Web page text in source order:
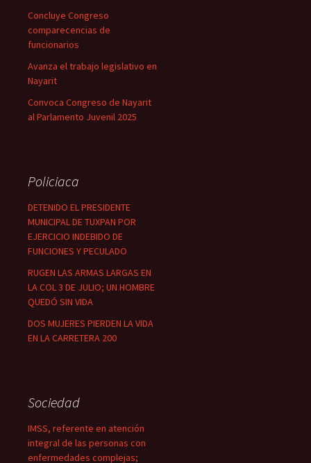
Concluye Congreso
comparecencias de
funcionarios
Avanza el trabajo legislativo en
Nayarit
Convoca Congreso de Nayarit
al Parlamento Juvenil 2025
Policiaca
DETENIDO EL PRESIDENTE
MUNICIPAL DE TUXPAN POR
EJERCICIO INDEBIDO DE
FUNCIONES Y PECULADO
RUGEN LAS ARMAS LARGAS EN
LA COL 3 DE JULIO; UN HOMBRE
QUEDÓ SIN VIDA
DOS MUJERES PIERDEN LA VIDA
EN LA CARRETERA 200
Sociedad
IMSS, referente en atención
integral de las personas con
enfermedades complejas;